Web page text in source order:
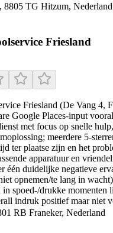
8805 TG Hitzum, Nederland
Friesland
Friesland (De Vang 4,
Google Places-input
met focus op snelle
meerdere 5-
ter plaatse zijn en het
apparatuur en
één duidelijke negatieve
opnemen/te lang in
spoed-/drukke momenten
indruk positief maar niet
RB Franeker, Nederland